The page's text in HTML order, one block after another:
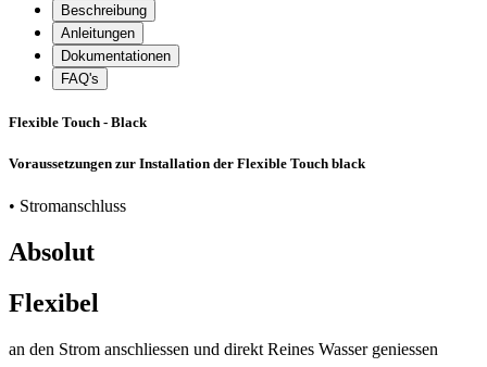
Beschreibung
Anleitungen
Dokumentationen
FAQ's
Flexible Touch - Black
Voraussetzungen zur Installation der Flexible Touch black
• Stromanschluss
Absolut
Flexibel
an den Strom anschliessen und direkt Reines Wasser geniessen